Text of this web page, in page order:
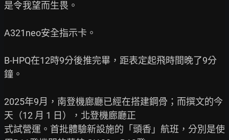
是令我望而生畏。
A321neo安全指示卡。
B-HPQ在12時9分後推完畢，距表定起飛時間晚了9分
鐘。
2025年9月，南登機廊廳已經在搭建鋼骨；而撰文的今
天（12 月 1 日），北登機廊廳正
式試營運。首批體驗新設施的「頭香」航班，分別是使